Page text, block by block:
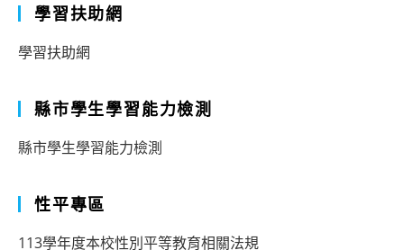
學習扶助網
學習扶助網
縣市學生學習能力檢測
縣市學生學習能力檢測
性平專區
113學年度本校性別平等教育相關法規